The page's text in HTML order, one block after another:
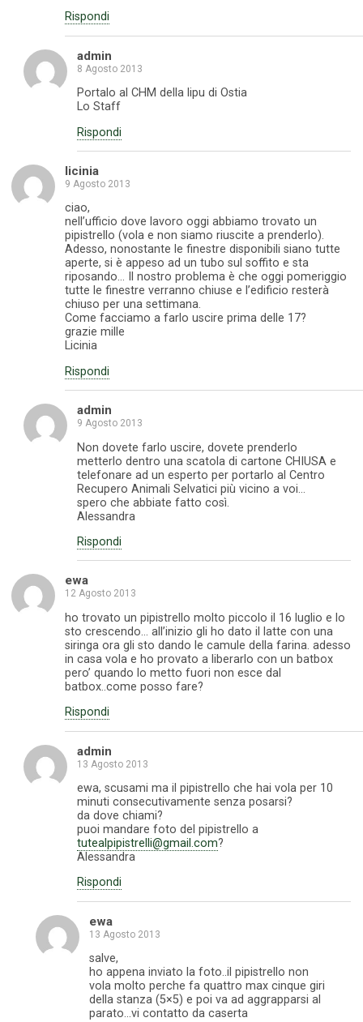
Rispondi
admin
8 Agosto 2013
Portalo al CHM della lipu di Ostia
Lo Staff
Rispondi
licinia
9 Agosto 2013
ciao,
nell’ufficio dove lavoro oggi abbiamo trovato un
pipistrello (vola e non siamo riuscite a prenderlo).
Adesso, nonostante le finestre disponibili siano tutte
aperte, si è appeso ad un tubo sul soffito e sta
riposando… Il nostro problema è che oggi pomeriggio
tutte le finestre verranno chiuse e l’edificio resterà
chiuso per una settimana.
Come facciamo a farlo uscire prima delle 17?
grazie mille
Licinia
Rispondi
admin
9 Agosto 2013
Non dovete farlo uscire, dovete prenderlo
metterlo dentro una scatola di cartone CHIUSA e
telefonare ad un esperto per portarlo al Centro
Recupero Animali Selvatici più vicino a voi…
spero che abbiate fatto così.
Alessandra
Rispondi
ewa
12 Agosto 2013
ho trovato un pipistrello molto piccolo il 16 luglio e lo
sto crescendo… all’inizio gli ho dato il latte con una
siringa ora gli sto dando le camule della farina. adesso
in casa vola e ho provato a liberarlo con un batbox
pero’ quando lo metto fuori non esce dal
batbox..come posso fare?
Rispondi
admin
13 Agosto 2013
ewa, scusami ma il pipistrello che hai vola per 10
minuti consecutivamente senza posarsi?
da dove chiami?
puoi mandare foto del pipistrello a
tutealpipistrelli@gmail.com?
Alessandra
Rispondi
ewa
13 Agosto 2013
salve,
ho appena inviato la foto..il pipistrello non
vola molto perche fa quattro max cinque giri
della stanza (5×5) e poi va ad aggrapparsi al
parato…vi contatto da caserta